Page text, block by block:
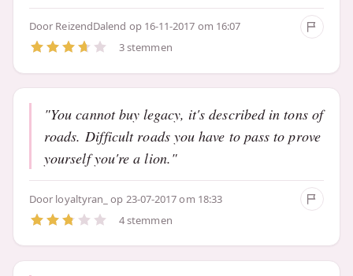
Door ReizendDalend op 16-11-2017 om 16:07
3 stemmen
"You cannot buy legacy, it's described in tons of
roads. Difficult roads you have to pass to prove
yourself you're a lion."
Door loyaltyran_ op 23-07-2017 om 18:33
4 stemmen